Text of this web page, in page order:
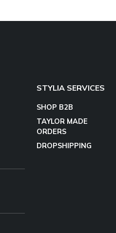
STYLIA SERVICES
SHOP B2B
TAYLOR MADE
ORDERS
DROPSHIPPING